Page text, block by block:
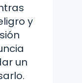
y
un